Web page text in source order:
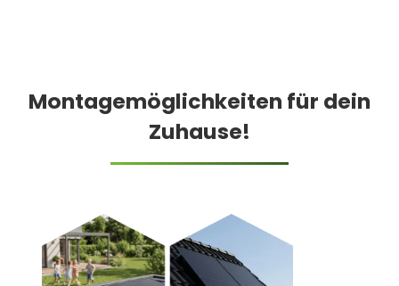
Montagemöglichkeiten für dein
Zuhause!